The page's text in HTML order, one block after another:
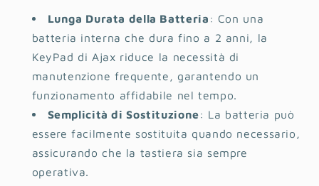
Lunga Durata della Batteria : Con una
batteria interna che dura fino a 2 anni, la
KeyPad di Ajax riduce la necessità di
manutenzione frequente, garantendo un
funzionamento affidabile nel tempo.
Semplicità di Sostituzione: La batteria può
essere facilmente sostituita quando necessario,
assicurando che la tastiera sia sempre
operativa.